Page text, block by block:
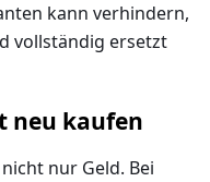
kann verhindern,
vollständig ersetzt
neu kaufen
nur Geld. Bei